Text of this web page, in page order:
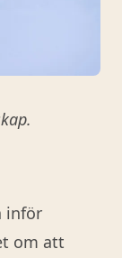
inför
om att